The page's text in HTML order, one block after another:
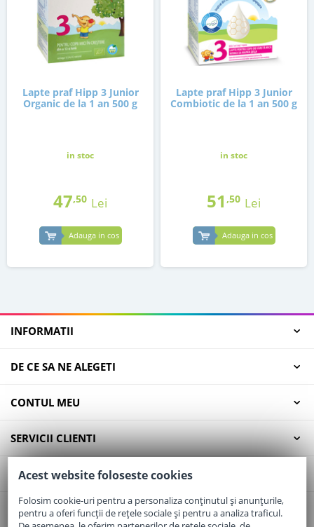
Lapte praf Hipp 3 Junior
Organic de la 1 an 500 g
in stoc
47,50 Lei
Adauga in cos
Lapte praf Hipp 3 Junior
Combiotic de la 1 an 500 g
in stoc
51 ,50 Lei
Adauga in cos
INFORMATII
DE CE SA NE ALEGETI
CONTUL MEU
SERVICII CLIENTI
CONTACT
Email:office@elaptepraf.ro
Acest website foloseste cookies
Folosim cookie-uri pentru a personaliza conținutul și anunțurile,
pentru a oferi funcții de rețele sociale și pentru a analiza traficul.